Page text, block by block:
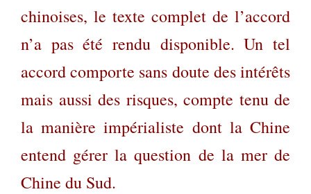
chinoises, le texte complet de l’accord
n’a pas été rendu disponible. Un tel
accord comporte sans doute des intérêts
mais aussi des risques, compte tenu de
la manière impérialiste dont la Chine
entend gérer la question de la mer de
Chine du Sud.